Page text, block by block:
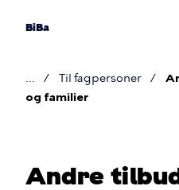
BiBa
Brødkrumme
Til fagpersoner
og familier
Andre